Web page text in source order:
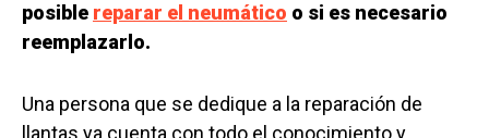
posible reparar el neumático o si es necesario
reemplazarlo.
Una persona que se dedique a la reparación de
llantas ya cuenta con todo el conocimiento y